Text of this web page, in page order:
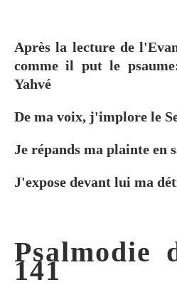
Après la lecture de
comme il put le
Yahvé
De ma voix, j'implore le
Je répands ma plainte en
J'expose devant lui ma
Psalmodie
141